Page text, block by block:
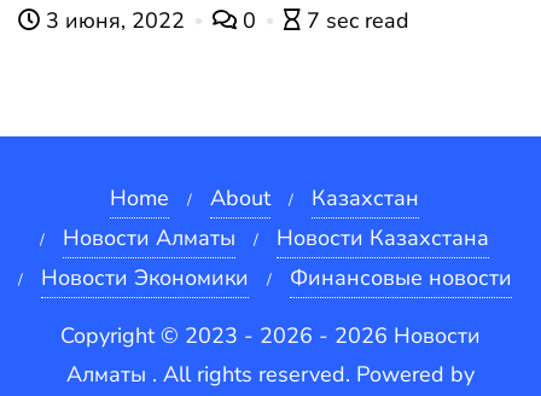
3 июня, 2022 0 7 sec read
Home About
Казахстан
Новости Алматы
Новости Казахстана
Новости Экономики
Финансовые новости
Copyright © 2023 - 2026 - 2026 Новости
Алматы . All rights reserved. Powered by